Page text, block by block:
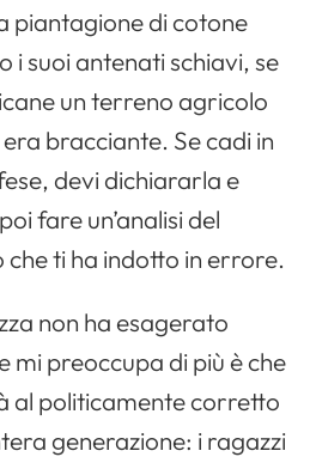
piantagione di cotone
i suoi antenati schiavi, se
un terreno agricolo
bracciante. Se cadi in
devi dichiararla e
fare un’analisi del
ti ha indotto in errore.
non ha esagerato
mi preoccupa di più è che
al politicamente corretto
generazione: i ragazzi